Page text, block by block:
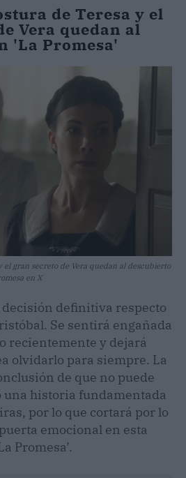
de Teresa y el
Vera quedan al
'La Promesa'
el gran secreto de Vera quedan al descubierto
en X
definitiva respecto
Se sentirá engañada
recientemente y dejará
olvidarlo para siempre. La
de que no puede
una historia fundamentada
por lo que cortará por lo
emocional en esta
Promesa’.